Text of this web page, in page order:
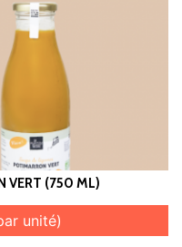
VERT (750 ML)
unité)